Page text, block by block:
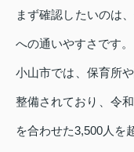
まず確認したいのは
への通いやすさです。
小山市では、保育所
整備されており、令
を合わせた3,500人を